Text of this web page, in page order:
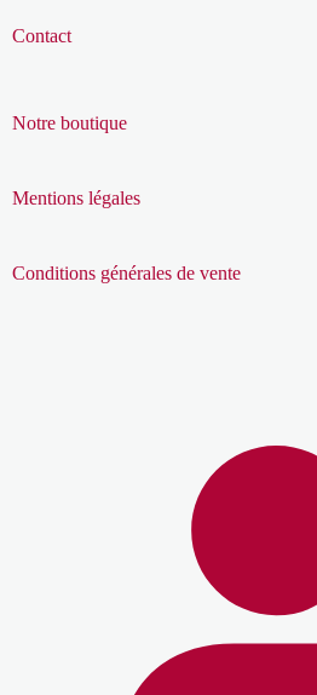
Contact
Notre boutique
Mentions légales
Conditions générales de vente